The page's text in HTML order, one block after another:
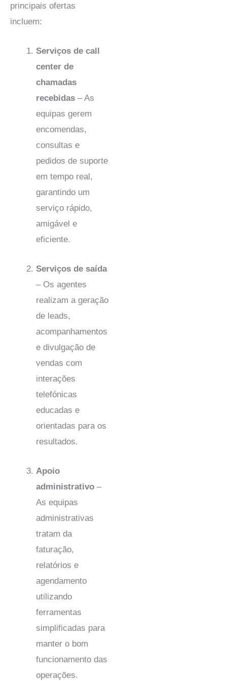
principais ofertas
incluem:
Serviços de call
center de
chamadas
recebidas – As
equipas gerem
encomendas,
consultas e
pedidos de suporte
em tempo real,
garantindo um
serviço rápido,
amigável e
eficiente.
Serviços de saída
– Os agentes
realizam a geração
de leads,
acompanhamentos
e divulgação de
vendas com
interações
telefónicas
educadas e
orientadas para os
resultados.
Apoio
administrativo –
As equipas
administrativas
tratam da
faturação,
relatórios e
agendamento
utilizando
ferramentas
simplificadas para
manter o bom
funcionamento das
operações.